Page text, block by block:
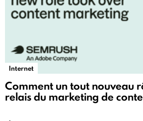
Internet
Comment un tout nouveau
relais du marketing de